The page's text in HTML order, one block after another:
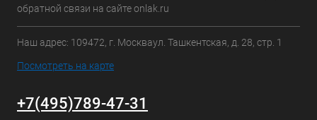
обратной связи на сайте onlak.ru
Наш адрес: 109472, г. Москваул. Ташкентская, д. 28, стр. 1
Посмотреть на карте
+7(495)789-47-31